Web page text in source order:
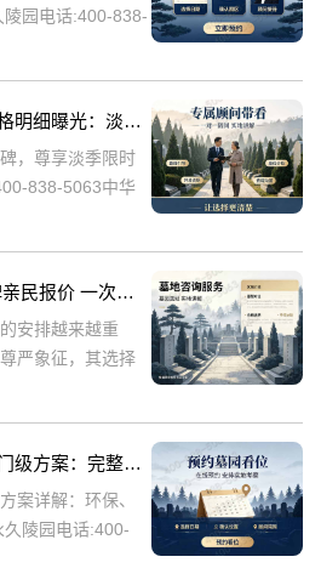
园电话:400-838-
名的陵园之一，
中华永久陵园单人墓碑价格明细曝光：淡季下单立省数千，限时优惠深度解析
，尊享淡季限时
838-5063中华
园品牌，始终以
“中华永久陵园入门款墓碑亲民报价 一次性付清享折上折：超值优惠与便捷选择的完美结合”
安排越来越重
严象征，其选择
永久陵园作为中
中华永久陵园生态墓碑入门级方案：完整报价与一站式服务打包特惠解析
案详解：环保、
陵园电话:400-
关注度提升，选